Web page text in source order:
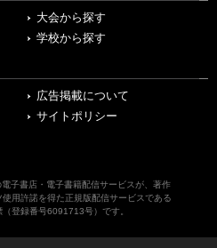
大会から探す
学校から探す
広告掲載について
サイトポリシー
子書店・電子書籍配信サービスが、著作
用許諾を得た正規版配信サービスである
登録番号6091713号）です。